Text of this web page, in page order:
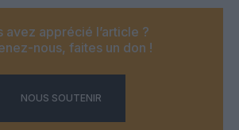
avez apprécié l’article ?
nous, faites un don !
NOUS SOUTENIR